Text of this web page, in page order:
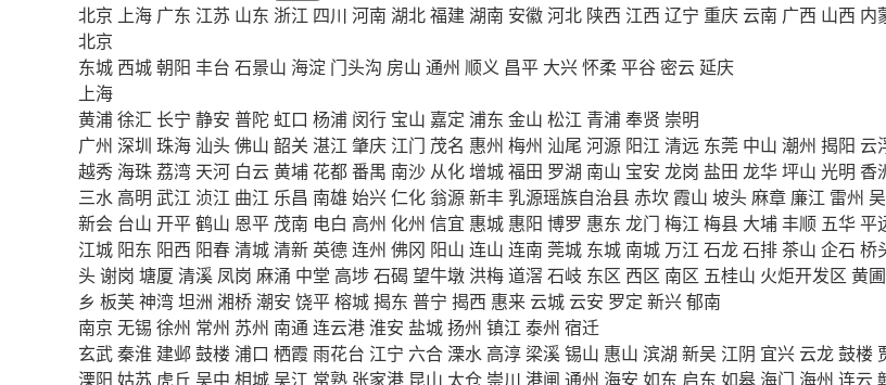
北京 上海 广东 江苏 山东 浙江 四川 河南 湖北福建湖南 安徽河北 陕西 江西 辽宁 重庆 云南 广西 山西 内
北京
东城 西城朝阳 丰台 石景山 海淀 门头沟 房山 通州 顺义 昌平 大兴怀柔平谷 密云延庆
上海
黄浦徐汇 长宁 静安 普陀 虹口 杨浦 闵行 宝山 嘉定 浦东 金山 松江 青浦奉贤 崇明
广州 深圳 珠海 汕头佛山 韶关 湛江 肇庆 江门 茂名 惠州 梅州 汕尾 河源 阳江 清远 东莞 中山 潮州 揭阳 云
越秀 海珠 荔湾 天河 白云黄埔 花都番禺 南沙 从化增城福田 罗湖 南山 宝安 龙岗 盐田 龙华坪山 光明 香
三水 高明 武江 浈江 曲江 乐昌 南雄 始兴仁化 翁源新丰乳源瑶族自治县赤坎 霞山 坡头麻章 廉江 雷州
新会 台山 开平鹤山 恩平 茂南 电白 高州 化州 信宜 惠城 惠阳 博罗 惠东 龙门 梅江 梅县 大埔丰顺 五华平
江城 阳东 阳西 阳春清城清新 英德连州 佛冈 阳山 连山 连南 莞城 东城 南城 万江 石龙石排茶山 企石 桥
头谢岗 塘厦 清溪 凤岗 麻涌 中堂 高埗石碣 望牛墩 洪梅道滘 石岐 东区 西区 南区 五桂山 火炬开发区 黄圃
乡 板芙 神湾坦洲 湘桥潮安 饶平榕城揭东 普宁 揭西 惠来 云城 云安 罗定 新兴郁南
南京 无锡 徐州 常州 苏州 南通连云港淮安 盐城扬州 镇江 泰州 宿迁
玄武秦淮 建邺鼓楼 浦口 栖霞 雨花台 江宁 六合 溧水 高淳 梁溪锡山 惠山 滨湖 新吴 江阴 宜兴 云龙鼓楼
溧阳 姑苏 虎丘 吴中 相城吴江 常熟 张家港 昆山 太仓 崇川 港闸 通州 海安 如东 启东 如皋 海门 海州 连云